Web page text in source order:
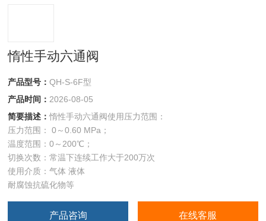
惰性手动六通阀
产品型号：QH-S-6F型
产品时间： 2026-08-05
简要描述：惰性手动六通阀使用压力范围：
压力范围： 0～0.60 MPa；
温度范围：0～200℃；
切换次数：常温下连续工作大于200万次
使用介质：气体 液体
耐腐蚀抗硫化物等
产品咨询 在线客服